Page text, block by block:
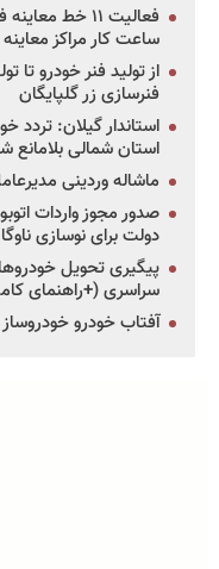
فعالیت ۱۱ خط
ساعت کار مراکز
از تولید فنر خودرو
فنرسازی زر گلپایگان
استان شمالی بلامانع
ماشاله وردینی
دولت برای نوسازی
پیگیری تحویل
سراسری (+راهنمای
آفتاب خودرو